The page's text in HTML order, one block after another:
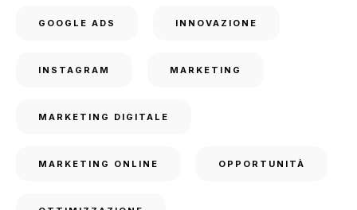
GOOGLE ADS INNOVAZIONE
INSTAGRAM MARKETING
MARKETING DIGITALE
MARKETING ONLINE OPPORTUNITÀ